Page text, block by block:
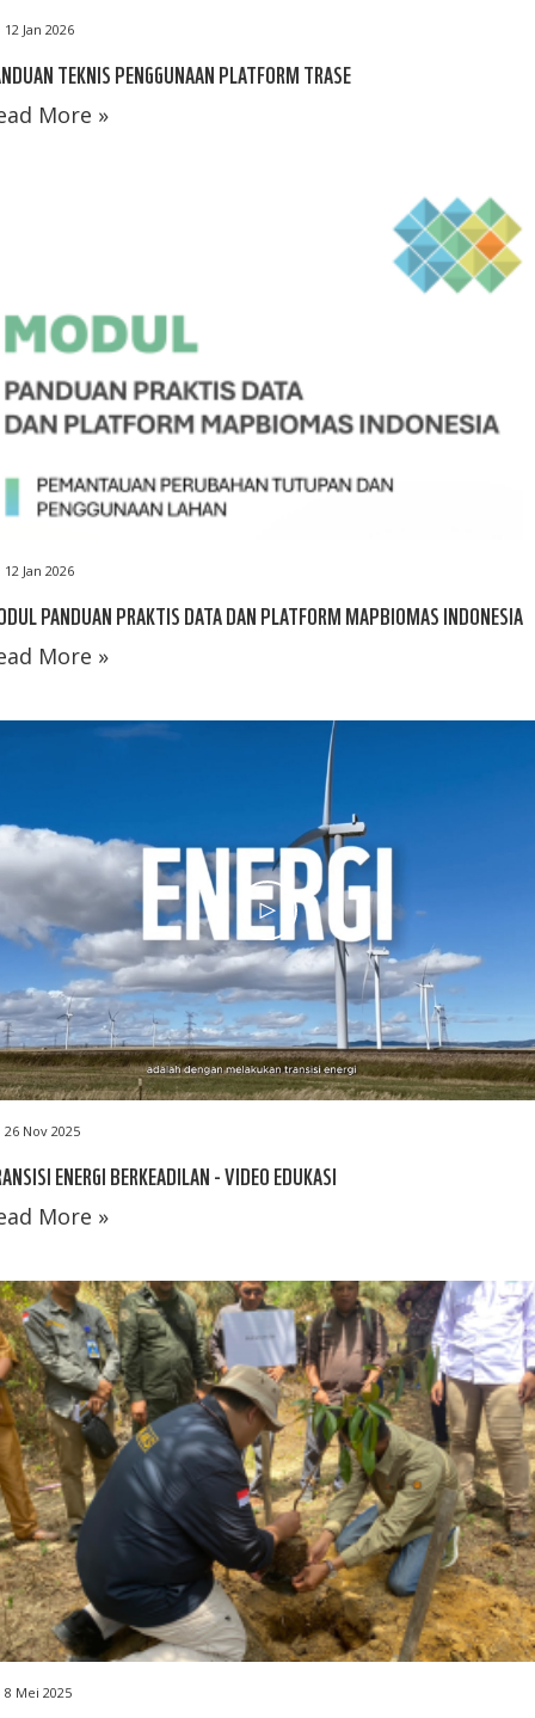
12 Jan 2026
TEKNIS PENGGUNAAN PLATFORM TRASE
More »
12 Jan 2026
PANDUAN PRAKTIS DATA DAN PLATFORM MAPBIOMAS INDONESIA
More »
26 Nov 2025
ENERGI BERKEADILAN - VIDEO EDUKASI
More »
8 Mei 2025